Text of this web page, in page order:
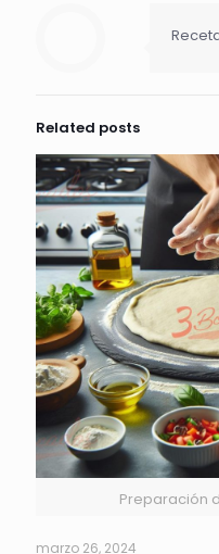
Related posts
Preparación
marzo 26, 2024